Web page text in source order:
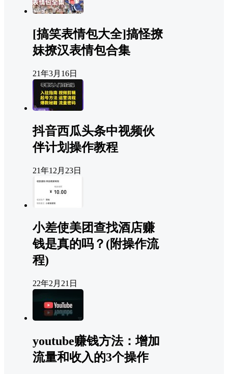
[搞笑表情包大全]搞怪撩
妹撩汉表情包合集
21年3月16日
抖音西瓜头条中视频伙
伴计划操作教程
21年12月23日
小差使美团查找酒店赚
钱是真的吗？(附操作流
程)
22年2月21日
youtube赚钱方法：增加
流量和收入的3个操作